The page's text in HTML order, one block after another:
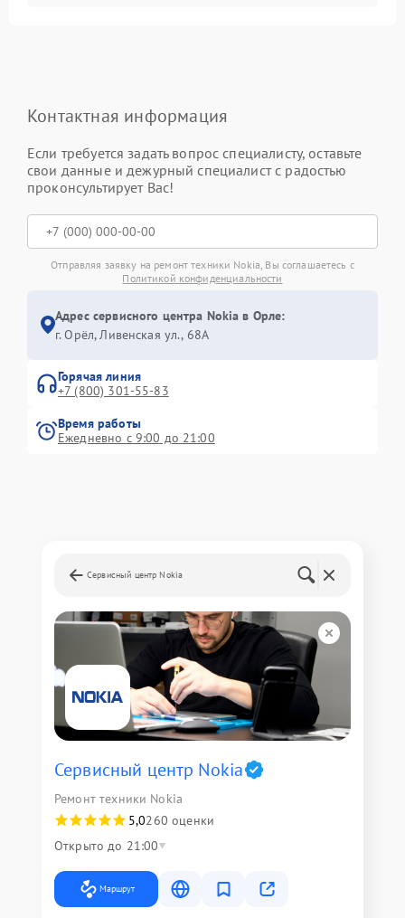
Контактная информация
Если требуется задать вопрос специалисту, оставьте
свои данные и дежурный специалист с радостью
проконсультирует Вас!
Отправляя заявку на ремонт техники Nokia, Вы соглашаетесь с
Политикой конфиденциальности
Адрес сервисного центра Nokia в Орле:
г. Орёл, Ливенская ул., 68А
Горячая линия
+7 (800) 301-55-83
Время работы
Ежедневно с 9:00 до 21:00
Сервисный центр Nokia
Сервисный центр Nokia
Ремонт техники Nokia
5,0260 оценки
Открыто до 21:00
Маршрут